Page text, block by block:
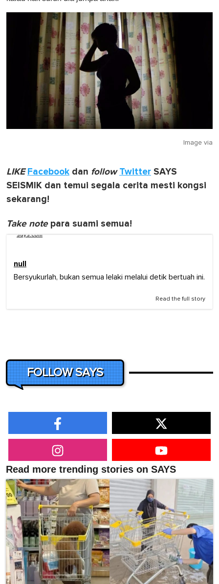
Image via
LIKE Facebook dan follow Twitter SAYS
SEISMIK dan temui segala cerita mesti kongsi
sekarang!
Take notepara suami semua!
says.com
null
Bersyukurlah, bukan semua lelaki melalui detik bertuah ini.
Read the full story
FOLLOW SAYS
Read more trending stories on SAYS